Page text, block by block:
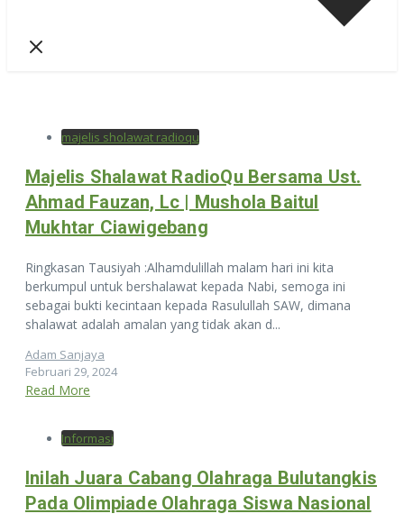
majelis sholawat radioqu
Majelis Shalawat RadioQu Bersama Ust.
Ahmad Fauzan, Lc | Mushola Baitul
Mukhtar Ciawigebang
Ringkasan Tausiyah :Alhamdulillah malam hari ini kita
berkumpul untuk bershalawat kepada Nabi, semoga ini
sebagai bukti kecintaan kepada Rasulullah SAW, dimana
shalawat adalah amalan yang tidak akan d...
Adam Sanjaya
Februari 29, 2024
Read More
Informasi
Inilah Juara Cabang Olahraga Bulutangkis
Pada Olimpiade Olahraga Siswa Nasional